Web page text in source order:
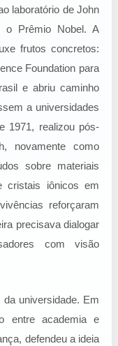
laboratório de John
o Prêmio Nobel. A
frutos concretos:
Foundation para
e abriu caminho
a universidades
1971, realizou pós-
novamente como
sobre materiais
cristais iônicos em
reforçaram
precisava dialogar
com visão
universidade. Em
entre academia e
defendeu a ideia